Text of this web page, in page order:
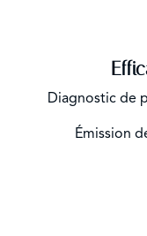
Diagnostic de
Émission